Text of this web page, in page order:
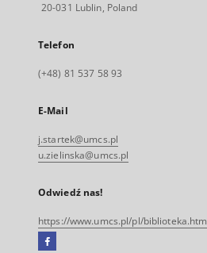
20-031 Lublin, Poland
Telefon
(+48) 81 537 58 93
E-Mail
j.startek@umcs.pl
u.zielinska@umcs.pl
Odwiedź nas!
https://www.umcs.pl/pl/biblioteka.htm
Facebook